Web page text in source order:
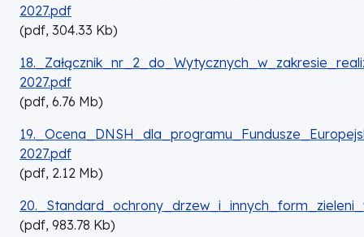
2027.pdf
(pdf, 304.33 Kb)
DOKUMENT
2027.pdf
(pdf, 6.76 Mb)
DOKUMENT
2027.pdf
(pdf, 2.12 Mb)
DOKUMENT
(pdf, 983.78 Kb)